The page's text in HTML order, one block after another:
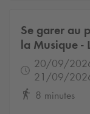
Se garer au
la Musique -
20/09/
21/09/
8 minutes